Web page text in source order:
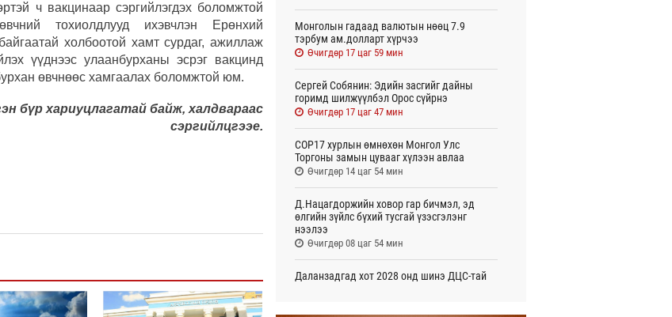
ч вакцинаар сэргийлэгдэх боломжтой
тохиолдлууд ихэвчлэн Ерөнхий
холбоотой хамт сурдаг, ажиллаж
үүднээс улаанбурханы эсрэг вакцинд
өвчнөөс хамгаалах боломжтой юм.
бүр хариуцлагатай байж, халдвараас
сэргийлцгээе.
Монголын гадаад валютын нөөц 7.9
тэрбум ам.долларт хүрчээ
Өчигдөр 17 цаг 59 мин
Сергей Собянин: Эдийн засгийг дайны
горимд шилжүүлбэл Орос сүйрнэ
Өчигдөр 17 цаг 47 мин
COP17 хурлын өмнөхөн Монгол Улс
Торгоны замын цувааг хүлээн авлаа
Өчигдөр 14 цаг 54 мин
Д.Нацагдоржийн ховор гар бичмэл, эд
өлгийн зүйлс бүхий тусгай үзэсгэлэнг
нээлээ
Өчигдөр 08 цаг 54 мин
Даланзадгад хот 2028 онд шинэ ДЦС-тай